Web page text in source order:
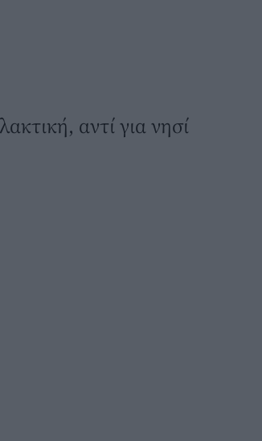
αντί για νησί